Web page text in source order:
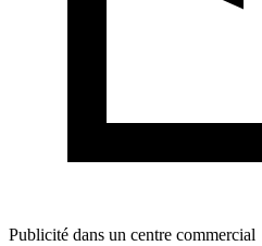
Publicité dans un centre commercial